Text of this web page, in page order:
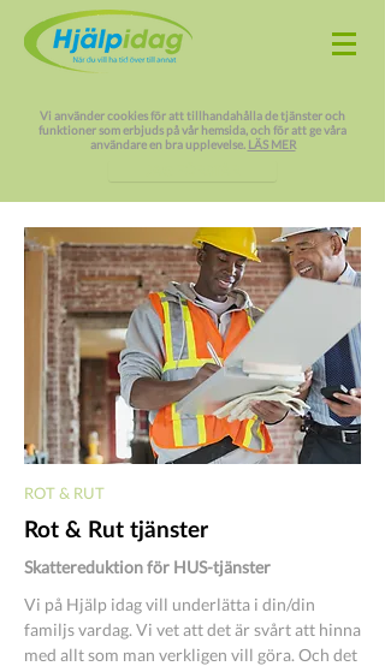
Vi använder cookies för att tillhandahålla de tjänster och
funktioner som erbjuds på vår hemsida, och för att ge våra
användare en bra upplevelse. LÄS MER
ROT & RUT
Rot & Rut tjänster
Skattereduktion för HUS-tjänster
Vi på Hjälp idag vill underlätta i din/din
familjs vardag. Vi vet att det är svårt att hinna
med allt som man verkligen vill göra. Och det